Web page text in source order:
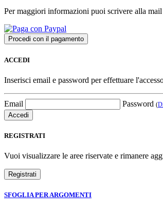
Per maggiori informazioni puoi scrivere alla mail
ACCEDI
Inserisci email e password per effettuare
Email Password (
REGISTRATI
Vuoi visualizzare le aree riservate e rimanere
SFOGLIA PER ARGOMENTI